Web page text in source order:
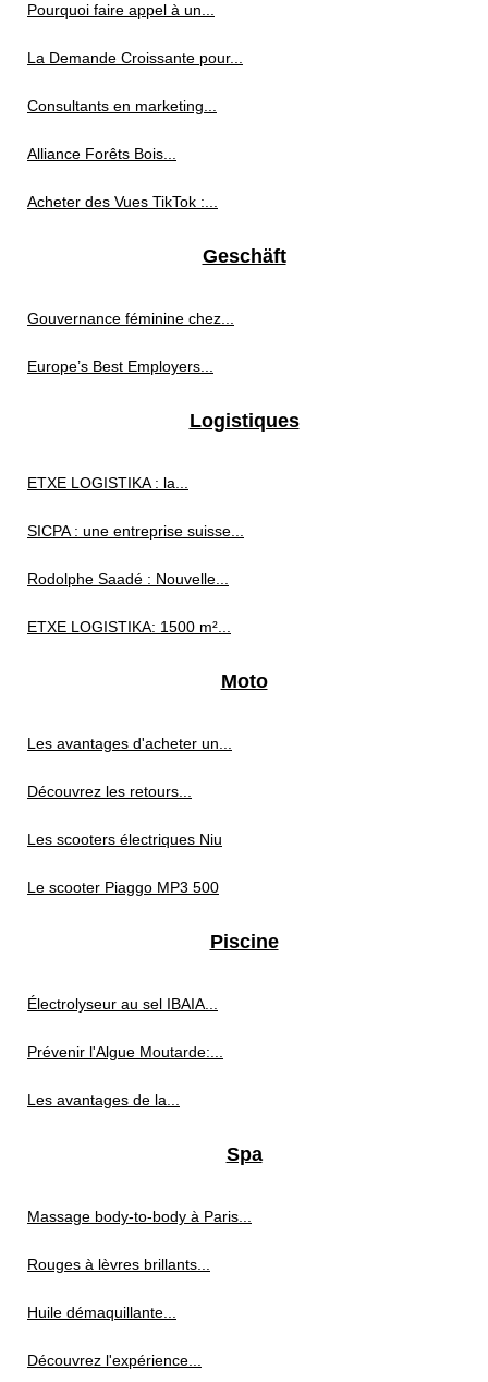
Pourquoi faire appel à un...
La Demande Croissante pour...
Consultants en marketing...
Alliance Forêts Bois...
Acheter des Vues TikTok :...
Geschäft
Gouvernance féminine chez...
Europe’s Best Employers...
Logistiques
ETXE LOGISTIKA : la...
SICPA : une entreprise suisse...
Rodolphe Saadé : Nouvelle...
ETXE LOGISTIKA: 1500 m²...
Moto
Les avantages d'acheter un...
Découvrez les retours...
Les scooters électriques Niu
Le scooter Piaggo MP3 500
Piscine
Électrolyseur au sel IBAIA...
Prévenir l'Algue Moutarde:...
Les avantages de la...
Spa
Massage body-to-body à Paris...
Rouges à lèvres brillants...
Huile démaquillante...
Découvrez l'expérience...